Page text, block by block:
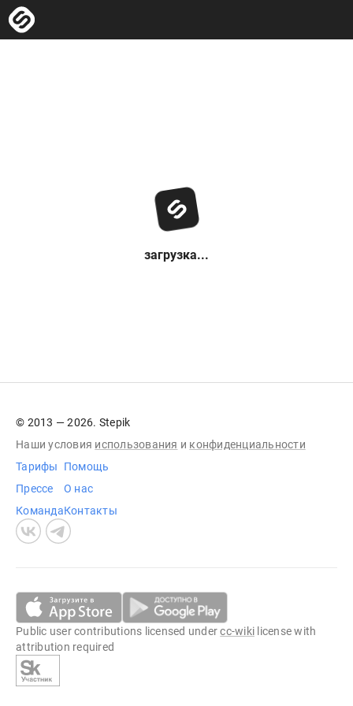
загрузка...
© 2013 — 2026. Stepik
Наши условия использования и конфиденциальности
Тарифы
Прессе
Команда
Помощь
О нас
Контакты
Public user contributions licensed undercc-wiki license with
attribution required